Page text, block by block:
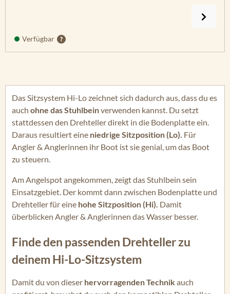
Verfügbar
Das Sitzsystem Hi-Lo zeichnet sich dadurch aus, dass du es
auch ohne das Stuhlbeinverwenden kannst. Du setzt
stattdessen den Drehteller direkt in die Bodenplatte ein.
Daraus resultiert eine niedrige Sitzposition (Lo). Für
Angler & Anglerinnen ihr Boot ist sie genial, um das Boot
zu steuern.
Am Angelspot angekommen, zeigt das Stuhlbein sein
Einsatzgebiet. Der kommt dann zwischen Bodenplatte und
Drehteller für eine hohe Sitzposition (Hi). Damit
überblicken Angler & Anglerinnen das Wasser besser.
Finde den passenden Drehteller zu
deinem Hi-Lo-Sitzsystem
Damit du von dieser hervorragenden Technikauch